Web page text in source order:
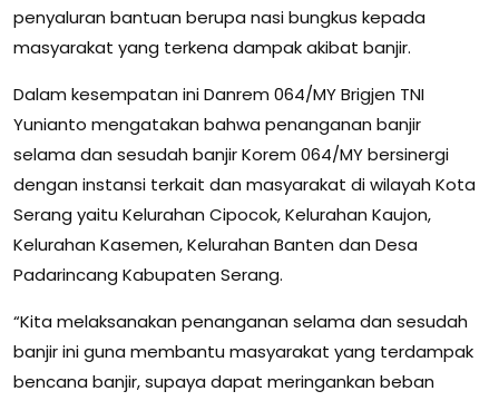
penyaluran bantuan berupa nasi bungkus kepada
masyarakat yang terkena dampak akibat banjir.
Dalam kesempatan ini Danrem 064/MY Brigjen TNI
Yunianto mengatakan bahwa penanganan banjir
selama dan sesudah banjir Korem 064/MY bersinergi
dengan instansi terkait dan masyarakat di wilayah Kota
Serang yaitu Kelurahan Cipocok, Kelurahan Kaujon,
Kelurahan Kasemen, Kelurahan Banten dan Desa
Padarincang Kabupaten Serang.
“Kita melaksanakan penanganan selama dan sesudah
banjir ini guna membantu masyarakat yang terdampak
bencana banjir, supaya dapat meringankan beban